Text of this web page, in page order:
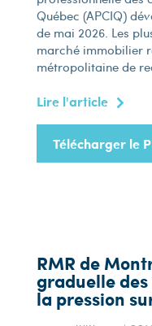
Québec (APCIQ)
de mai 2026. Les
marché immobilier
métropolitaine de
Lire l'article
Télécharger le
RMR de
graduelle
la pression